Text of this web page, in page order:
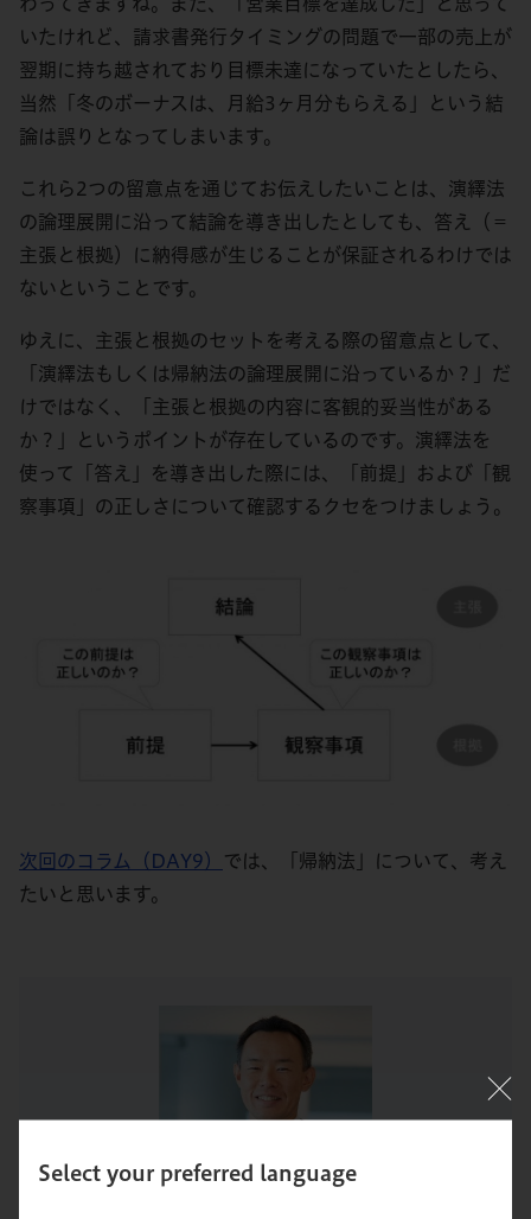
Select your preferred language
いたけれど、請求書発行タイミングの問題で一部の売上が
翌期に持ち越されており目標未達になっていたとしたら、
当然「冬のボーナスは、月給3ヶ月分もらえる」という結
論は誤りとなってしまいます。
これら2つの留意点を通じてお伝えしたいことは、演繹法
の論理展開に沿って結論を導き出したとしても、答え（＝
主張と根拠）に納得感が生じることが保証されるわけでは
ないということです。
ゆえに、主張と根拠のセットを考える際の留意点として、
「演繹法もしくは帰納法の論理展開に沿っているか？」だ
けではなく、「主張と根拠の内容に客観的妥当性がある
か？」というポイントが存在しているのです。演繹法を
使って「答え」を導き出した際には、「前提」および「観
察事項」の正しさについて確認するクセをつけましょう。
次回のコラム（DAY9）
では、「帰納法」について、考え
たいと思います。